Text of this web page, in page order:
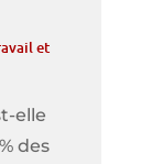
et
elle
des